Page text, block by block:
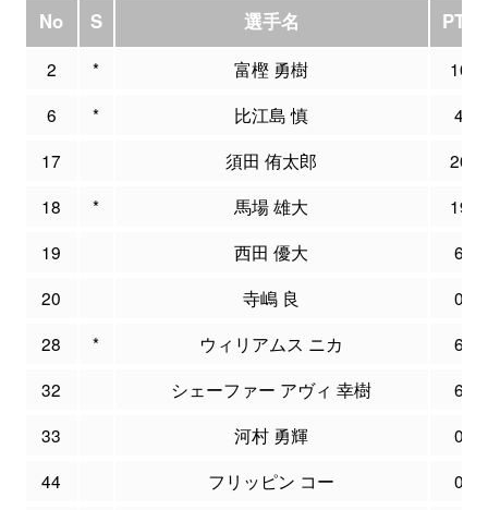
No S 選手名 PTS
2 * 富樫 勇樹
10
6
* 比江島 慎
4
17
須田 侑太郎
20
18
* 馬場 雄大
19
19
西田 優大
6
20
寺嶋 良
0
28
* ウィリアムス ニカ
6
32
シェーファー アヴィ 幸樹
6
33
河村 勇輝
0
44
フリッピン コー
0